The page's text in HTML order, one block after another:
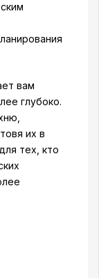
вам
глубоко.
их в
тех, кто